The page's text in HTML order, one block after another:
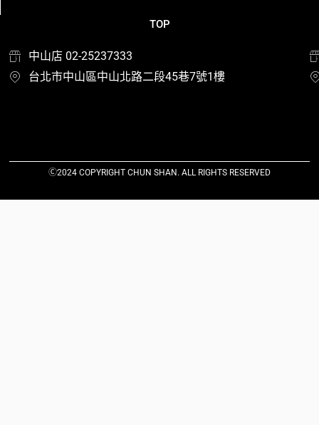
TOP
中山店 02-25237333
台北市中山區中山北路二段45巷7號1樓
Ⓒ2024 COPYRIGHT CHUN SHAN. ALL RIGHTS RESERVED